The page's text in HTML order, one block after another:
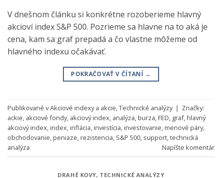
V dnešnom článku si konkrétne rozoberieme hlavný
akcioví index S&P 500. Pozrieme sa hlavne na to aká je
cena, kam sa graf prepadá a čo vlastne môžeme od
hlavného indexu očakávať.
POKRAČOVAŤ V ČÍTANÍ →
Publikované vAkciové indexy a akcie,Technické analýzy | Značky:
ackie, akciové fondy, akciový index, analýza,burza,FED, graf,hlavný
akciový index,index,inflácia,investícia,investovanie,menové páry,
obchodovanie,peniaze,rezistencia, S&P 500, support,technická
analýza
Napíšte komentár
DRAHÉ KOVY, TECHNICKÉ ANALÝZY